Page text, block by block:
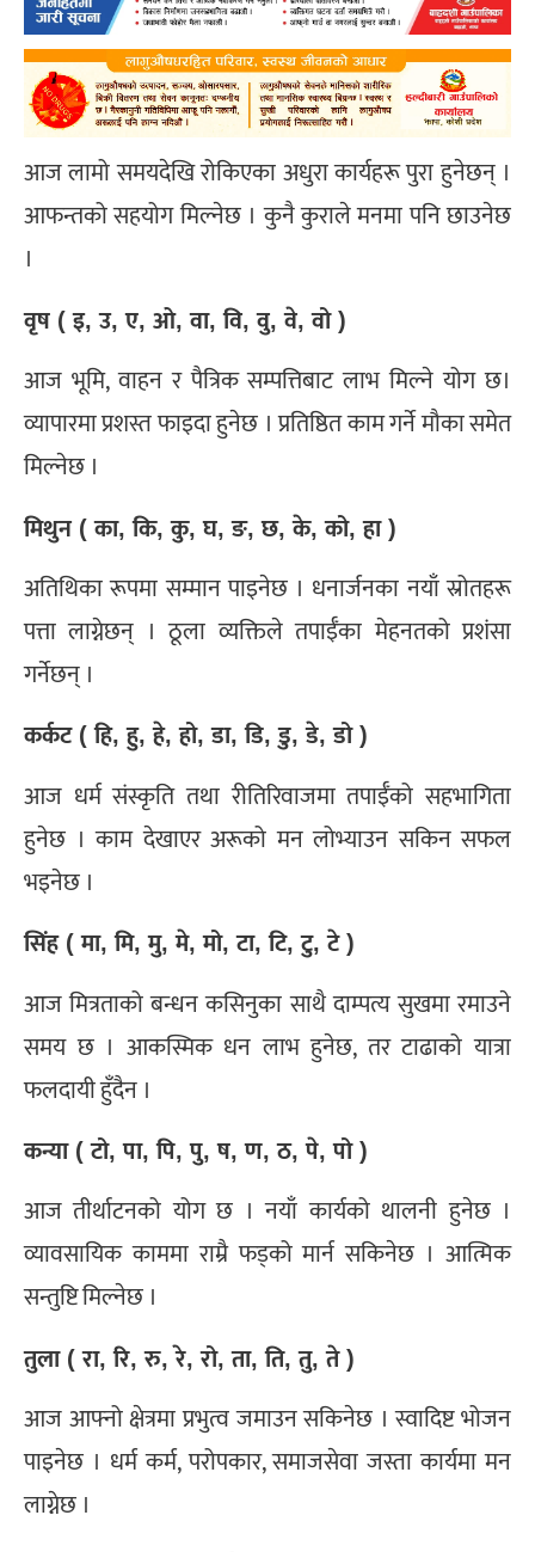
आज लामो समयदेखि रोकिएका अधुरा कार्यहरू पुरा हुनेछन् ।
आफन्तको सहयोग मिल्नेछ । कुनै कुराले मनमा पनि छाउनेछ
।
वृष ( इ, उ, ए, ओ, वा, वि, वु, वे, वो )
आज भूमि, वाहन र पैत्रिक सम्पत्तिबाट लाभ मिल्ने योग छ।
व्यापारमा प्रशस्त फाइदा हुनेछ । प्रतिष्ठित काम गर्ने मौका समेत
मिल्नेछ ।
मिथुन ( का, कि, कु, घ, ङ, छ, के, को, हा )
अतिथिका रूपमा सम्मान पाइनेछ । धनार्जनका नयाँ स्रोतहरू
पत्ता लाग्नेछन् । ठूला व्यक्तिले तपाईँका मेहनतको प्रशंसा
गर्नेछन् ।
कर्कट ( हि, हु, हे, हो, डा, डि, डु, डे, डो )
आज धर्म संस्कृति तथा रीतिरिवाजमा तपाईँको सहभागिता
हुनेछ । काम देखाएर अरूको मन लोभ्याउन सकिन सफल
भइनेछ ।
सिंह ( मा, मि, मु, मे, मो, टा, टि, टु, टे )
आज मित्रताको बन्धन कसिनुका साथै दाम्पत्य सुखमा रमाउने
समय छ । आकस्मिक धन लाभ हुनेछ, तर टाढाको यात्रा
फलदायी हुँदैन ।
कन्या ( टो, पा, पि, पु, ष, ण, ठ, पे, पो )
आज तीर्थाटनको योग छ । नयाँ कार्यको थालनी हुनेछ ।
व्यावसायिक काममा राम्रै फड्को मार्न सकिनेछ । आत्मिक
सन्तुष्टि मिल्नेछ ।
तुला ( रा, रि, रु, रे, रो, ता, ति, तु, ते )
आज आफ्नो क्षेत्रमा प्रभुत्व जमाउन सकिनेछ । स्वादिष्ट भोजन
पाइनेछ । धर्म कर्म, परोपकार, समाजसेवा जस्ता कार्यमा मन
लाग्नेछ ।